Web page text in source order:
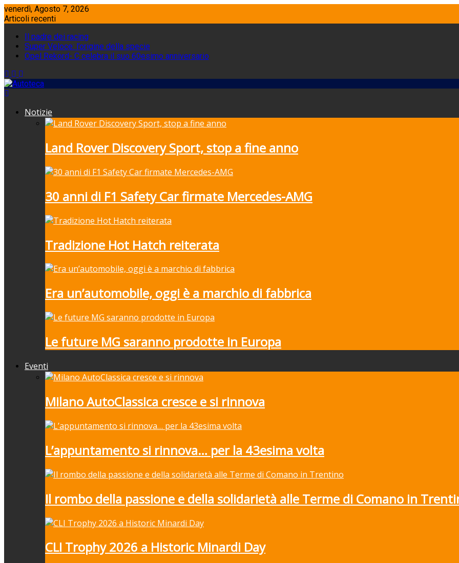
Skip
to
venerdì, Agosto 7, 2026
Articoli recenti
Il padre dei racing
Super Veloce: l’origine della specie
Opel Rekord- C celebra il suo 60esimo anniversario
Notizie
Land Rover Discovery Sport, stop a fine anno
30 anni di F1 Safety Car firmate Mercedes-AMG
Tradizione Hot Hatch reiterata
Era un’automobile, oggi è a marchio di fabbrica
Le future MG saranno prodotte in Europa
Eventi
Milano AutoClassica cresce e si rinnova
L’appuntamento si rinnova… per la 43esima volta
Il rombo della passione e della solidarietà alle Terme di Comano in
CLI Trophy 2026 a Historic Minardi Day